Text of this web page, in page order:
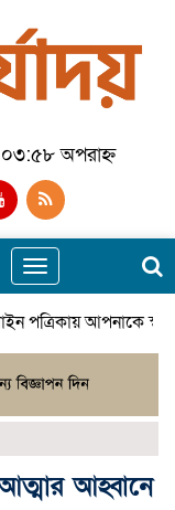
অপরাহ্ন
Toggle
navigation
পত্রিকায় আপনাকে
আহ্বানে